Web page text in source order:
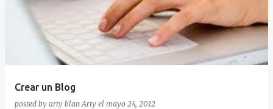
Crear un Blog
posted by arty blanArty el mayo 24, 2012